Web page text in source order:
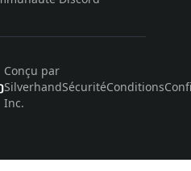
Conçu par
Silverhand
Inc.
SécuritéConditions